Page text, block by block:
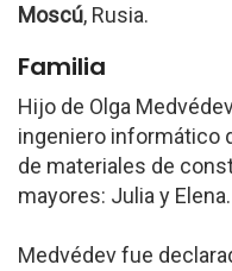
Moscú, Rusia.
Familia
Hijo de Olga
ingeniero informático
de materiales de
mayores: Julia y Elena.
Medvédev fue